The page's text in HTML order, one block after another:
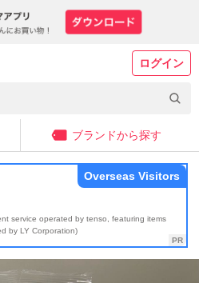
ログイン
ブランドから探す
service operated by tenso, featuring items
by LY Corporation)
Overseas Visitors